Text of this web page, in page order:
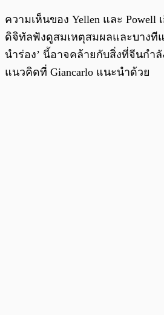
ความเห็นของ Yellen และ Powell
ดิจิทัลฟังดูสมเหตุสมผลและบางที
นำร่อง’ นี้อาจคล้ายกับสิ่งที่จีนกำ
แนวคิดที่ Giancarlo แนะนำด้วย